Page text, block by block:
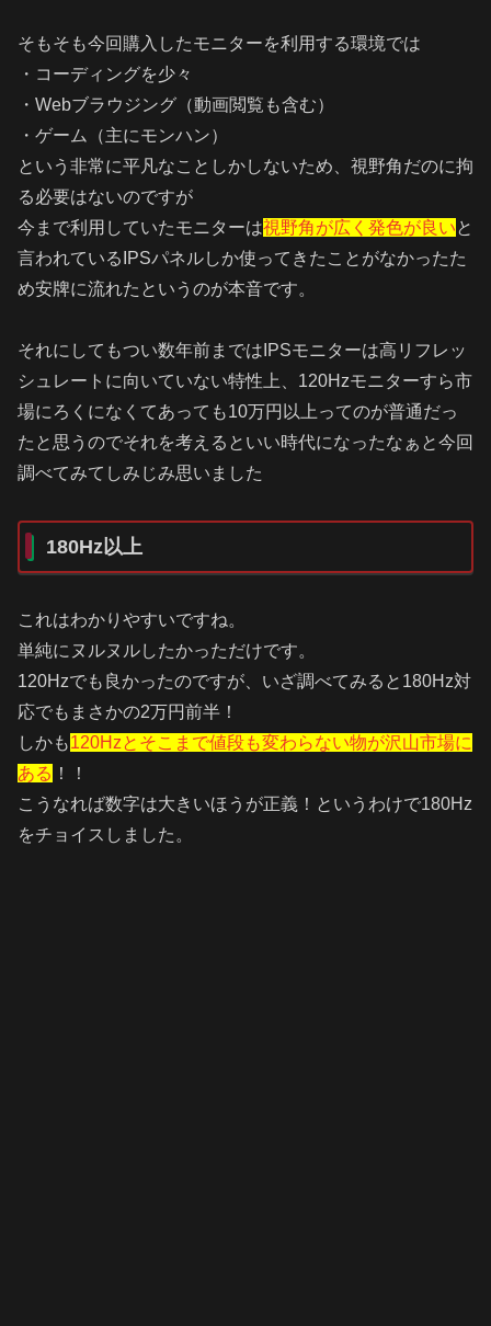
そもそも今回購入したモニターを利用する環境では
・コーディングを少々
・Webブラウジング（動画閲覧も含む）
・ゲーム（主にモンハン）
という非常に平凡なことしかしないため、視野角だのに拘
る必要はないのですが
今まで利用していたモニターは視野角が広く発色が良いと
言われているIPSパネルしか使ってきたことがなかったた
め安牌に流れたというのが本音です。
それにしてもつい数年前まではIPSモニターは高リフレッ
シュレートに向いていない特性上、120Hzモニターすら市
場にろくになくてあっても10万円以上ってのが普通だっ
たと思うのでそれを考えるといい時代になったなぁと今回
調べてみてしみじみ思いました
180Hz以上
これはわかりやすいですね。
単純にヌルヌルしたかっただけです。
120Hzでも良かったのですが、いざ調べてみると180Hz対
応でもまさかの2万円前半！
しかも120Hzとそこまで値段も変わらない物が沢山市場に
ある ！！
こうなれば数字は大きいほうが正義！というわけで180Hz
をチョイスしました。